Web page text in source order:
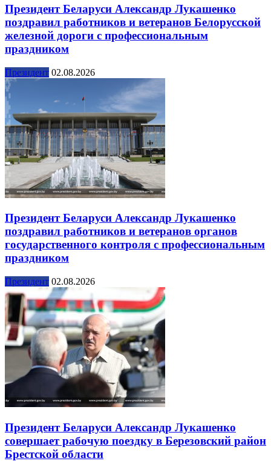
Президент Беларуси Александр Лукашенко
поздравил работников и ветеранов Белорусской
железной дороги с профессиональным
праздником
Президент 02.08.2026
Президент Беларуси Александр Лукашенко
поздравил работников и ветеранов органов
государственного контроля с профессиональным
праздником
Президент 02.08.2026
Президент Беларуси Александр Лукашенко
совершает рабочую поездку в Березовский район
Брестской области